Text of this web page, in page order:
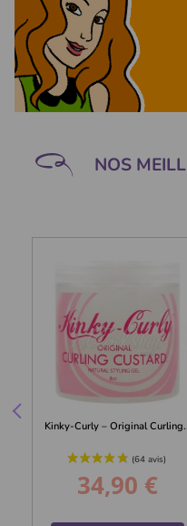
NOS
Kinky-Curly – Original
Prix
34,90 €